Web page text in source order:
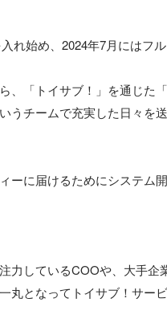
れ始め、2024年7月にはフ
、「トイサブ！」を通じた
うチームで充実した日々を
ーに届けるためにシステム
力しているCOOや、大手企
丸となってトイサブ！サー